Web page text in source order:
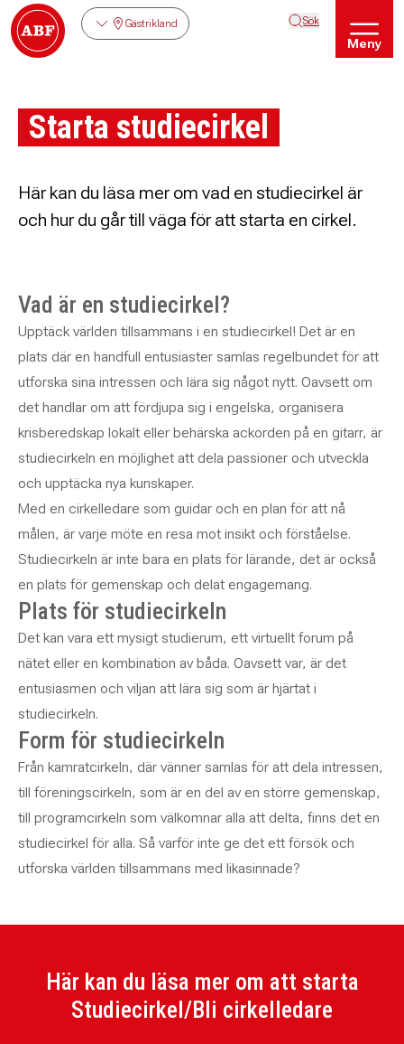
Gästrikland Sök
Meny
Starta studiecirkel
Här kan du läsa mer om vad en studiecirkel är
och hur du går till väga för att starta en cirkel.
Vad är en studiecirkel?
Upptäck världen tillsammans i en studiecirkel! Det är en
plats där en handfull entusiaster samlas regelbundet för att
utforska sina intressen och lära sig något nytt. Oavsett om
det handlar om att fördjupa sig i engelska, organisera
krisberedskap lokalt eller behärska ackorden på en gitarr, är
studiecirkeln en möjlighet att dela passioner och utveckla
och upptäcka nya kunskaper.
Med en cirkelledare som guidar och en plan för att nå
målen, är varje möte en resa mot insikt och förståelse.
Studiecirkeln är inte bara en plats för lärande, det är också
en plats för gemenskap och delat engagemang.
Plats för studiecirkeln
Det kan vara ett mysigt studierum, ett virtuellt forum på
nätet eller en kombination av båda. Oavsett var, är det
entusiasmen och viljan att lära sig som är hjärtat i
studiecirkeln.
Form för studiecirkeln
Från kamratcirkeln, där vänner samlas för att dela intressen,
till föreningscirkeln, som är en del av en större gemenskap,
till programcirkeln som välkomnar alla att delta, finns det en
studiecirkel för alla. Så varför inte ge det ett försök och
utforska världen tillsammans med likasinnade?
Här kan du läsa mer om att starta
Studiecirkel/Bli cirkelledare